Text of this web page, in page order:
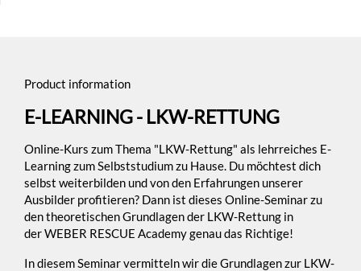
Product information
E-LEARNING - LKW-RETTUNG
Online-Kurs zum Thema "LKW-Rettung" als lehrreiches E-
Learning zum Selbststudium zu Hause. Du möchtest dich
selbst weiterbilden und von den Erfahrungen unserer
Ausbilder profitieren? Dann ist dieses Online-Seminar zu
den theoretischen Grundlagen der LKW-Rettung in
der WEBER RESCUE Academy genau das Richtige!
In diesem Seminar vermitteln wir die Grundlagen zur LKW-